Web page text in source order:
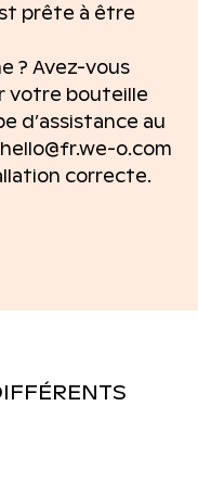
prête à être
? Avez-vous
votre bouteille
d’assistance au
hello@fr.we-o.com
correcte.